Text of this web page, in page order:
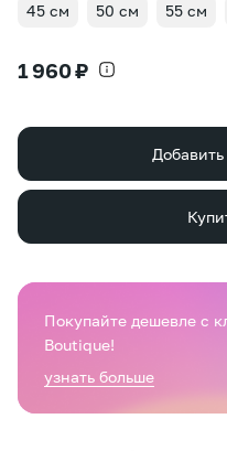
45 см 50 см 55 см
1 960 ₽
Покупайте дешевле с
Boutique!
узнать больше